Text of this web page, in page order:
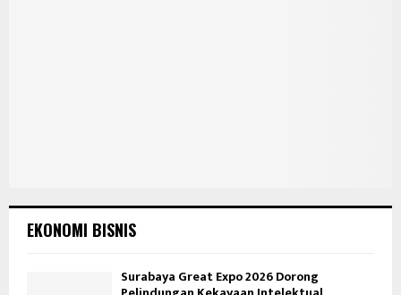
EKONOMI BISNIS
Surabaya Great Expo 2026 Dorong